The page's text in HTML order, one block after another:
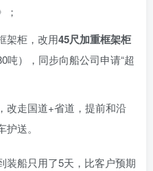
；
架柜，改用45尺加重框架柜
吨），同步向船公司申请“超
改走国道+省道，提前和沿
送。
装船只用了5天，比客户预期